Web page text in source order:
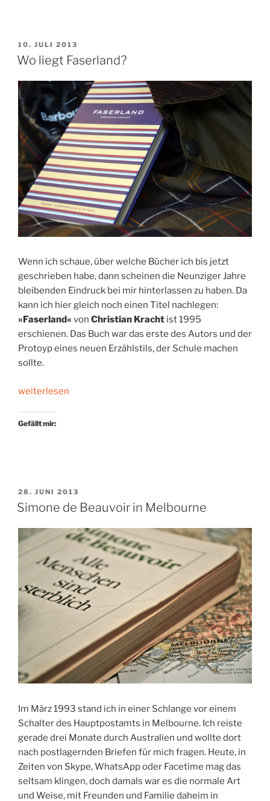
VERÖFFENTLICHT
AM
10. JULI 2013
Wo liegt Faserland?
Wenn ich schaue, über welche Bücher ich bis jetzt
geschrieben habe, dann scheinen die Neunziger Jahre
bleibenden Eindruck bei mir hinterlassen zu haben. Da
kann ich hier gleich noch einen Titel nachlegen:
»Faserland« von Christian Kracht ist 1995
erschienen. Das Buch war das erste des Autors und der
Protoyp eines neuen Erzählstils, der Schule machen
sollte.
„Wo
Faserland?“
weiterlesen
Gefällt mir:
VERÖFFENTLICHT
AM
28. JUNI 2013
Simone de Beauvoir in Melbourne
Im März 1993 stand ich in einer Schlange vor einem
Schalter des Hauptpostamts in Melbourne. Ich reiste
gerade drei Monate durch Australien und wollte dort
nach postlagernden Briefen für mich fragen. Heute, in
Zeiten von Skype, WhatsApp oder Facetime mag das
seltsam klingen, doch damals war es die normale Art
und Weise, mit Freunden und Familie daheim in